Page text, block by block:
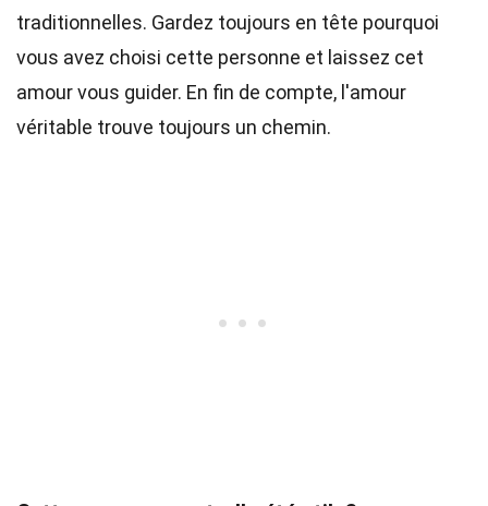
traditionnelles. Gardez toujours en tête pourquoi
vous avez choisi cette personne et laissez cet
amour vous guider. En fin de compte, l'amour
véritable trouve toujours un chemin.